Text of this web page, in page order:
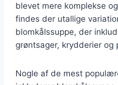
blevet mere komplekse
findes der utallige
blomkålssuppe, der
grøntsager, krydderier og
Nogle af de mest